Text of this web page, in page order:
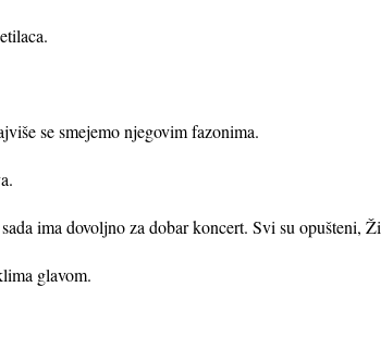
se smejemo njegovim fazonima.
ima dovoljno za dobar koncert. Svi su opušteni,
glavom.